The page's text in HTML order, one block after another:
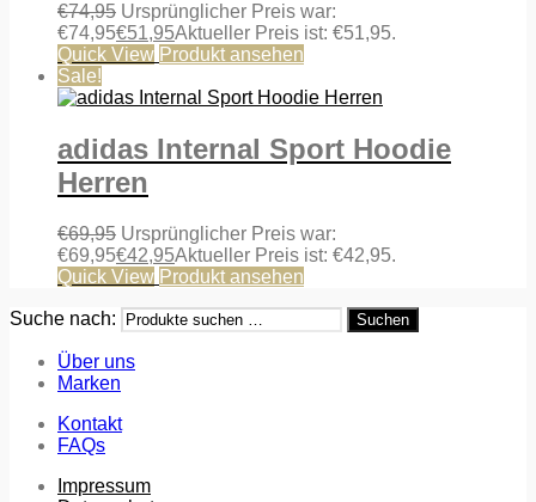
€74,95 Ursprünglicher Preis war:
€74,95€51,95Aktueller Preis ist: €51,95.
Quick View Produkt ansehen
Sale!
adidas Internal Sport Hoodie
Herren
€69,95 Ursprünglicher Preis war:
€69,95€42,95Aktueller Preis ist: €42,95.
Quick View Produkt ansehen
Suche nach: Suchen
Über uns
Marken
Kontakt
FAQs
Impressum